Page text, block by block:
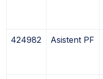
424982 Asistent PF